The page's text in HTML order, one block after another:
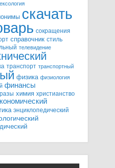
скачать
сокращения
справочник стиль
телевидение
транспорт транспортный
физика физиология
финансы
химия христианство
энциклопедический